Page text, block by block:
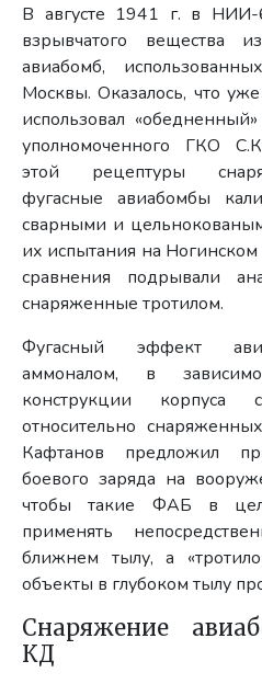
В августе 1941 г. в
взрывчатого вещества
авиабомб,
Москвы. Оказалось, что
использовал
уполномоченного ГКО
этой рецептуры
фугасные авиабомбы
сварными и
их испытания на
сравнения подрывали
снаряженные тротилом.
Фугасный эффект
аммоналом, в
конструкции корпуса
относительно
Кафтанов предложил
боевого заряда на
чтобы такие ФАБ в
применять
ближнем тылу, а
объекты в глубоком тылу
Снаряжение
КД